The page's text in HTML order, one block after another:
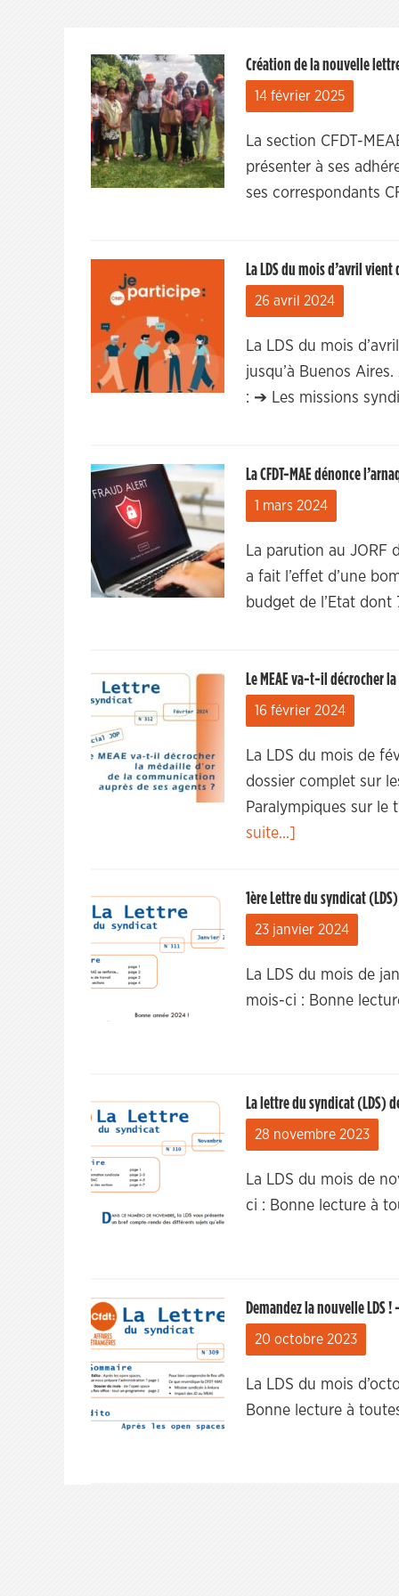
Création de la nouvelle
14 février 2025
La section CFDT-
présenter à ses
ses correspondants
La LDS du mois d’avril
26 avril 2024
La LDS du mois
jusqu’à Buenos
: ➔ Les missions
La CFDT-MAE dénonce
1 mars 2024
La parution au JORF
a fait l’effet d’une
budget de l’Etat
Le MEAE va-t-il décrocher
16 février 2024
La LDS du mois de
dossier complet sur
Paralympiques sur le
suite...]
1ère Lettre du syndicat
23 janvier 2024
La LDS du mois de
mois-ci : Bonne
La lettre du syndicat (LDS)
28 novembre 2023
La LDS du mois de
ci : Bonne lecture à
Demandez la nouvelle LDS
20 octobre 2023
La LDS du mois
Bonne lecture à